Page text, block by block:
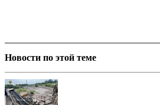
Новости по этой теме